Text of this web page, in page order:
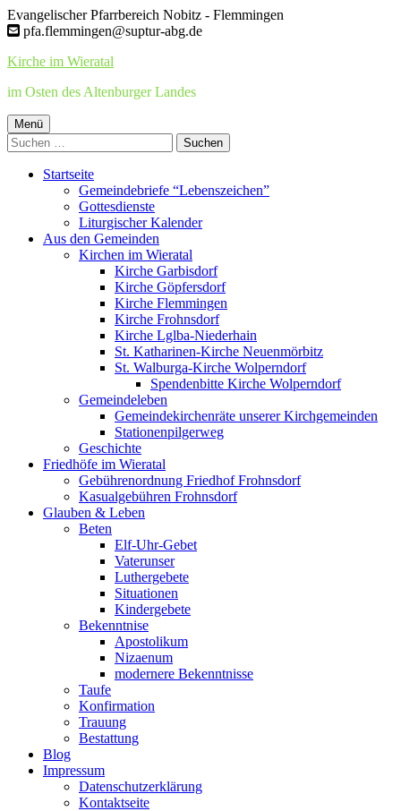
Springe
zum
Evangelischer Pfarrbereich Nobitz - Flemmingen
pfa.flemmingen@suptur-abg.de
Kirche im Wieratal
im Osten des Altenburger Landes
Primäres
Menü
Menü
Suchen
nach:
Startseite
Gemeindebriefe “Lebenszeichen”
Gottesdienste
Liturgischer Kalender
Aus den Gemeinden
Kirchen im Wieratal
Kirche Garbisdorf
Kirche Göpfersdorf
Kirche Flemmingen
Kirche Frohnsdorf
Kirche Lglba-Niederhain
St. Katharinen-Kirche Neuenmörbitz
St. Walburga-Kirche Wolperndorf
Spendenbitte Kirche Wolperndorf
Gemeindeleben
Gemeindekirchenräte unserer Kirchgemeinden
Stationenpilgerweg
Geschichte
Friedhöfe im Wieratal
Gebührenordnung Friedhof Frohnsdorf
Kasualgebühren Frohnsdorf
Glauben & Leben
Beten
Elf-Uhr-Gebet
Vaterunser
Luthergebete
Situationen
Kindergebete
Bekenntnise
Apostolikum
Nizaenum
modernere Bekenntnisse
Taufe
Konfirmation
Trauung
Bestattung
Blog
Impressum
Datenschutzerklärung
Kontaktseite